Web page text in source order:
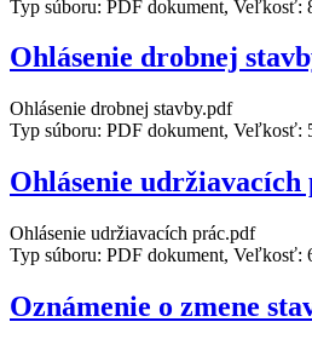
Typ súboru: PDF dokument, Veľkosť:
Ohlásenie drobnej
Ohlásenie drobnej stavby.pdf
Typ súboru: PDF dokument, Veľkosť:
Ohlásenie udržiavacích
Ohlásenie udržiavacích prác.pdf
Typ súboru: PDF dokument, Veľkosť:
Oznámenie o zmene